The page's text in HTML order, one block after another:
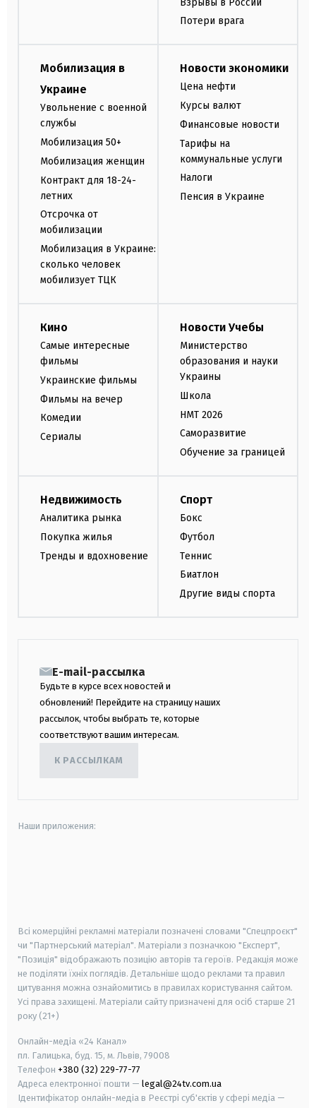
Потери врага
Мобилизация в
Украине
Увольнение с военной
службы
Мобилизация 50+
Мобилизация женщин
Контракт для 18-24-
летних
Отсрочка от
мобилизации
Мобилизация в Украине:
сколько человек
мобилизует ТЦК
Новости экономики
Цена нефти
Курсы валют
Финансовые новости
Тарифы на
коммунальные услуги
Налоги
Пенсия в Украине
Кино
Самые интересные
фильмы
Украинские фильмы
Фильмы на вечер
Комедии
Сериалы
Новости Учебы
Министерство
образования и науки
Украины
Школа
НМТ 2026
Саморазвитие
Обучение за границей
Недвижимость
Аналитика рынка
Покупка жилья
Тренды и вдохновение
Спорт
Бокс
Футбол
Теннис
Биатлон
Другие виды спорта
E-mail-рассылка
Будьте в курсе всех новостей и
обновлений! Перейдите на страницу наших
рассылок, чтобы выбрать те, которые
соответствуют вашим интересам.
К РАССЫЛКАМ
Наши приложения:
Всі комерційні рекламні матеріали позначені словами "Спецпроєкт"
чи "Партнерський матеріал". Матеріали з позначкою "Експерт",
"Позиція" відображають позицію авторів та героїв. Редакція може
не поділяти їхніх поглядів. Детальніше щодо реклами та правил
цитування можна ознайомитись в правилах користування сайтом.
Усі права захищені. Матеріали сайту призначені для осіб старше 21
року (21+)
Онлайн-медіа «24 Канал»
пл. Галицька, буд. 15, м. Львів, 79008
Телефон +380 (32) 229-77-77
Адреса електронної пошти — legal@24tv.com.ua
Ідентифікатор онлайн-медіа в Реєстрі суб'єктів у сфері медіа —